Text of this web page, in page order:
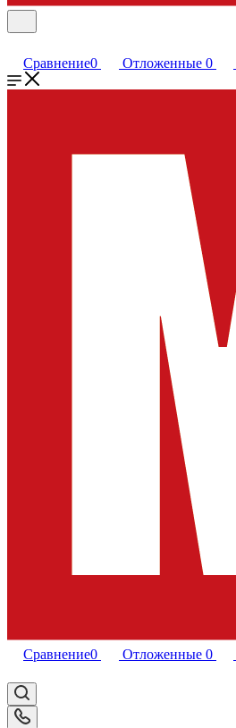
Сравнение0 Отложенные 0
Сравнение0 Отложенные 0